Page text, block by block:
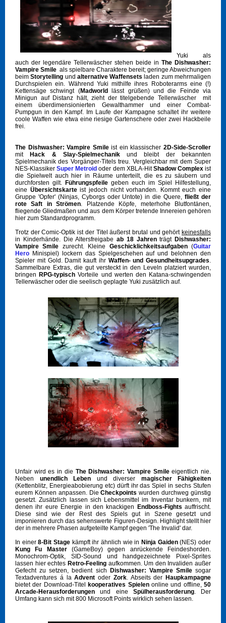
Yuki als
auch der legendäre Tellerwäscher stehen beide in The Dishwasher:
Vampire Smile als spielbare Charaktere bereit; geringe Abweichungen
beimStorytelling und alternative Waffensets laden zum mehrmaligen
Durchspielen ein. Während Yuki mithilfe ihres Roboterarms eine (!)
Kettensäge schwingt (Madworld
lässt grüßen) und die Feinde via
Minigun auf Distanz hält, zieht der titelgebende Tellerwäscher mit
einem überdimensionierten Gewalthammer und einer Combat-
Pumpgun in den Kampf. Im Laufe der Kampagne schaltet ihr weitere
coole Waffen wie etwa eine riesige Gartenschere oder zwei Hackbeile
frei.
The Dishwasher: Vampire Smile ist ein klassischer 2D-Side-Scroller
mit
Hack & Slay-Spielmechanikund bleibt der bekannten
Spielmechanik des Vorgänger-Titels treu. Vergleichbar mit dem Super
NES-Klassiker Super Metroid oder dem XBLA-HitShadow Complexist
die Spielwelt auch hier in Räume unterteilt, die es zu säubern und
durchforsten gilt. Führungspfeile geben euch im Spiel Hilfestellung,
eine Übersichtskarteist jedoch nicht vorhanden. Kommt euch eine
Gruppe 'Opfer' (Ninjas, Cyborgs oder Untote) in die Quere,fließt der
rote Saft in Strömen. Platzende Köpfe, meterhohe Blutfontänen,
fliegende Gliedmaßen und aus dem Körper tretende Innereien gehören
hier zum Standardprogramm.
Trotz der Comic-Optik ist der Titel äußerst brutal und gehört keinesfalls
in Kinderhände. Die Altersfreigabe ab 18 Jahrenträgt Dishwasher:
Vampire Smile zurecht. Kleine Geschicklichkeitsaufgaben (Guitar
Hero Minispiel) lockern das Spielgeschehen auf und belohnen den
Spieler mit Gold. Damit kauft ihr Waffen- und Gesundheitsupgrades.
Sammelbare Extras, die gut versteckt in den Leveln platziert wurden,
bringen RPG-typisch Vorteile und werten den Katana-schwingenden
Tellerwäscher oder die seelisch geplagte Yuki zusätzlich auf.
Unfair wird es in die The Dishwasher: Vampire Smile eigentlich nie.
Neben
unendlich Leben und diverser
magischer Fähigkeiten
(Kettenblitz, Energieabobierung etc) dürft ihr das Spiel in sechs Stufen
eurem Können anpassen. Die Checkpoints wurden durchweg günstig
gesetzt. Zusätzlich lassen sich Lebensmittel im Inventar bunkern, mit
denen ihr eure Energie in den knackigen
Endboss-Fights auffrischt.
Diese sind wie der Rest des Spiels gut in Szene gesetzt und
imponieren durch das sehenswerte Figuren-Design. Highlight stellt hier
der in mehrere Phasen aufgeteilte Kampf gegen 'The Invalid' dar.
In einer 8-Bit Stage kämpft ihr ähnlich wie in Ninja Gaiden(NES) oder
Kung Fu Master(GameBoy) gegen anrückende Feindeshorden.
Monochrom-Optik, SID-Sound und handgezeichnete Pixel-Sprites
lassen hier echtes Retro-Feeling aufkommen. Um den Invaliden außer
Gefecht zu setzen, bedient sich
Dishwasher: Vampire Smile sogar
Textadventures á laAdvent oder Zork. Abseits der Haupkampagne
bietet der Download-Titel
kooperatives Spielenonline und offline, 50
Arcade-Herausforderungen
und eine Spülherausforderung. Der
Umfang kann sich mit 800 Microsoft Points wirklich sehen lassen.